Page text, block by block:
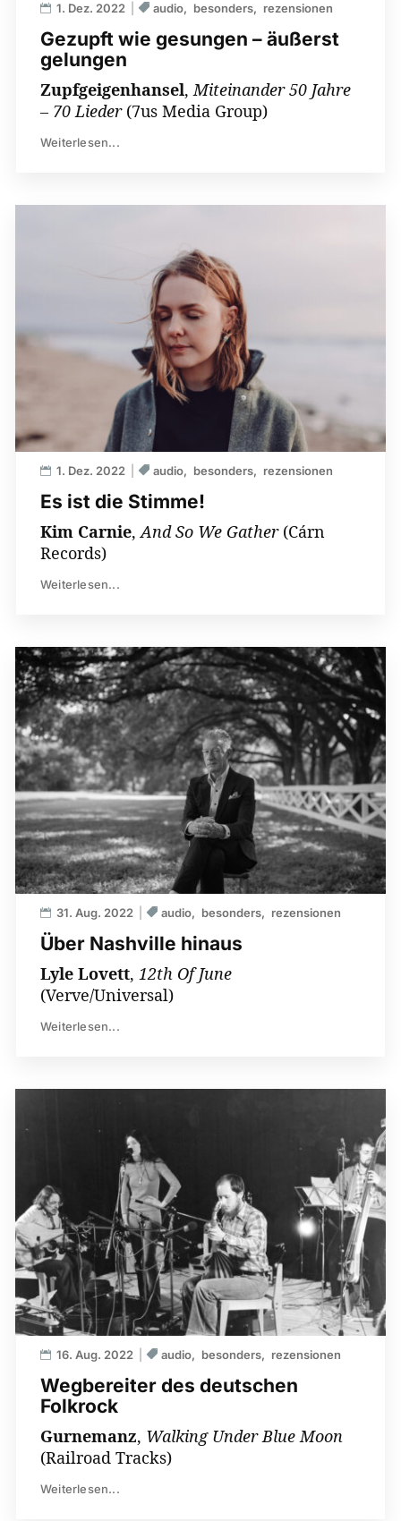
Gezupft wie gesungen – äußerst
gelungen
1. Dez. 2022 audio besonders rezensionen
Zupfgeigenhansel,Miteinander 50 Jahre
– 70 Lieder (7us Media Group)
Weiterlesen...
Es ist die Stimme!
1. Dez. 2022 audio besonders rezensionen
Kim Carnie,And So We Gather (Cárn
Records)
Weiterlesen...
Über Nashville hinaus
31. Aug. 2022 audio besonders rezensionen
Lyle Lovett, 12th Of June
(Verve/Universal)
Weiterlesen...
Wegbereiter des deutschen
Folkrock
16. Aug. 2022 audio besonders rezensionen
Gurnemanz, Walking Under Blue Moon
(Railroad Tracks)
Weiterlesen...